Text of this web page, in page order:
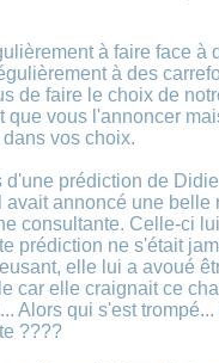
à faire face à
à des
de faire le choix de
que vous l'annoncer
vos choix.
d'une prédiction de
avait annoncé une belle
consultante. Celle-ci
prédiction ne s'était
elle lui a avoué
car elle craignait ce
Alors qui s'est
????